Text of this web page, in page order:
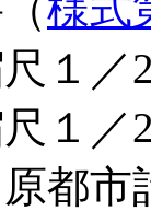
１／
１／
都市